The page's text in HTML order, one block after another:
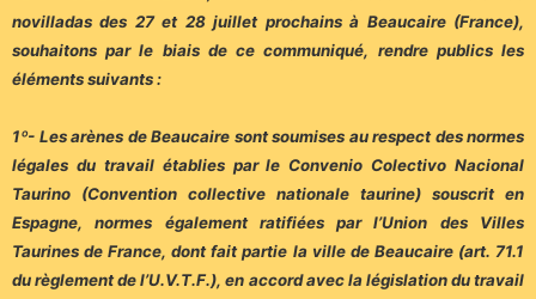
novilladas des 27 et 28 juillet prochains à Beaucaire (France),
souhaitons par le biais de ce communiqué, rendre publics les
éléments suivants :
1º- Les arènes de Beaucaire sont soumises au respect des normes
légales du travail établies par le Convenio Colectivo Nacional
Taurino (Convention collective nationale taurine) souscrit en
Espagne, normes également ratifiées par l’Union des Villes
Taurines de France, dont fait partie la ville de Beaucaire (art. 71.1
du règlement de l’U.V.T.F.), en accord avec la législation du travail